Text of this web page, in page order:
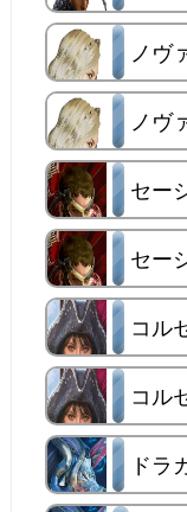
ノヴァ(
ノヴ
ノヴァ(
ノヴ
セージ(
セー
セージ(
セー
コルセ
コル
コルセ
コル
ドラカ
ドラ